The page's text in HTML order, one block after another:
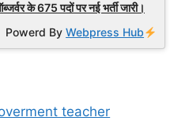
के 675 पदों पर नई भर्ती जारी।
Powerd ByWebpress Hub
teacher